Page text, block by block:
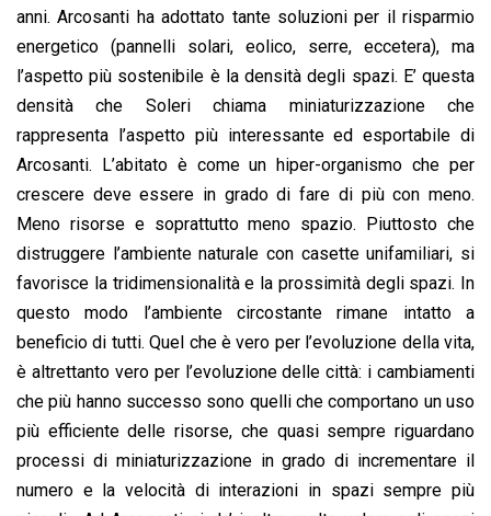
anni. Arcosanti ha adottato tante soluzioni per il risparmio
energetico (pannelli solari, eolico, serre, eccetera), ma
l’aspetto più sostenibile è la densità degli spazi. E’ questa
densità che Soleri chiama miniaturizzazione che
rappresenta l’aspetto più interessante ed esportabile di
Arcosanti. L’abitato è come un hiper-organismo che per
crescere deve essere in grado di fare di più con meno.
Meno risorse e soprattutto meno spazio. Piuttosto che
distruggere l’ambiente naturale con casette unifamiliari, si
favorisce la tridimensionalità e la prossimità degli spazi. In
questo modo l’ambiente circostante rimane intatto a
beneficio di tutti. Quel che è vero per l’evoluzione della vita,
è altrettanto vero per l’evoluzione delle città: i cambiamenti
che più hanno successo sono quelli che comportano un uso
più efficiente delle risorse, che quasi sempre riguardano
processi di miniaturizzazione in grado di incrementare il
numero e la velocità di interazioni in spazi sempre più